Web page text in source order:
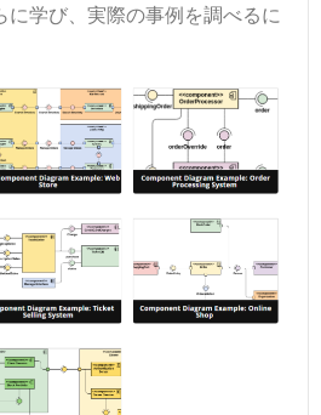
に学び、実際の事例を調べるに